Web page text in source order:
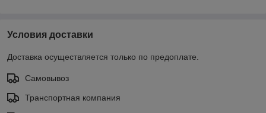
Условия доставки
Доставка осуществляется только по предоплате.
Самовывоз
Транспортная компания